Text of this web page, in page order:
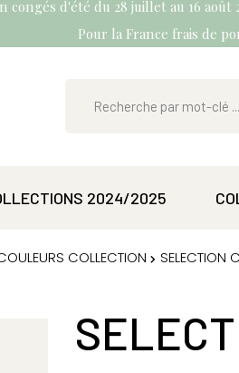
congés d'été du 28 juillet au 16
Pour la France frais de
2024/2025
COLLECTION SELECTION